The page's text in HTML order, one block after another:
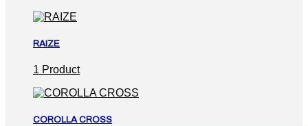
RAIZE
1 Product
COROLLA CROSS